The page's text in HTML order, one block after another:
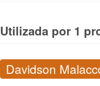
Utilizada por 1
Davidson